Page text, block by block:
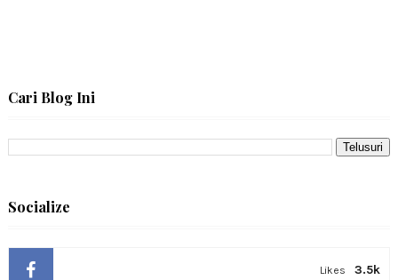
Cari Blog Ini
Socialize
3.5k
Likes